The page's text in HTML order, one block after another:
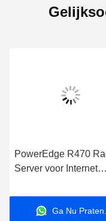
PowerEdge R470
Server voor Internet
Applications Server
Ga Nu Praten.